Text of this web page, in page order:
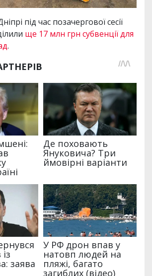
під час позачергової сесії
ще 17 млн грн субвенції для
.